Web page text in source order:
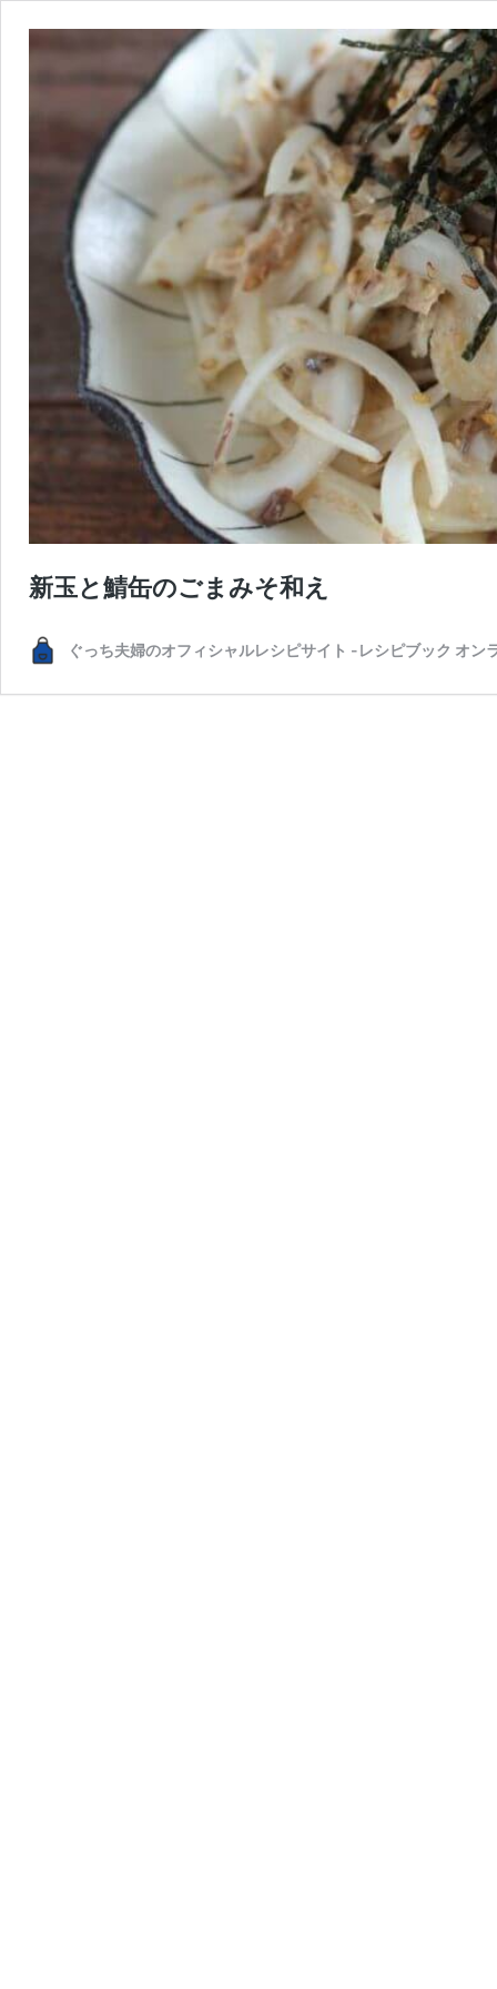
新玉と鯖缶のごまみそ和え
ぐっち夫婦のオフィシャルレシピサイト -レシピブック オン